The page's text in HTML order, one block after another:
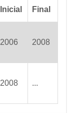
Inicial
Final
2006 2008
2008 ...